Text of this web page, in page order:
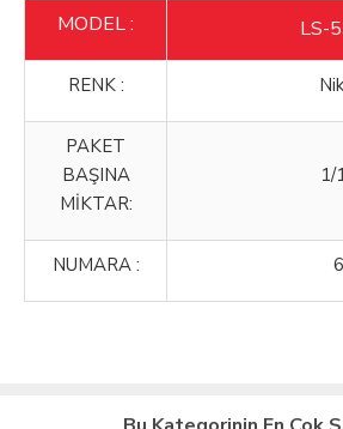
MODEL :
LS-
RENK :
PAKET
BAŞINA
MİKTAR:
1/
NUMARA : 6